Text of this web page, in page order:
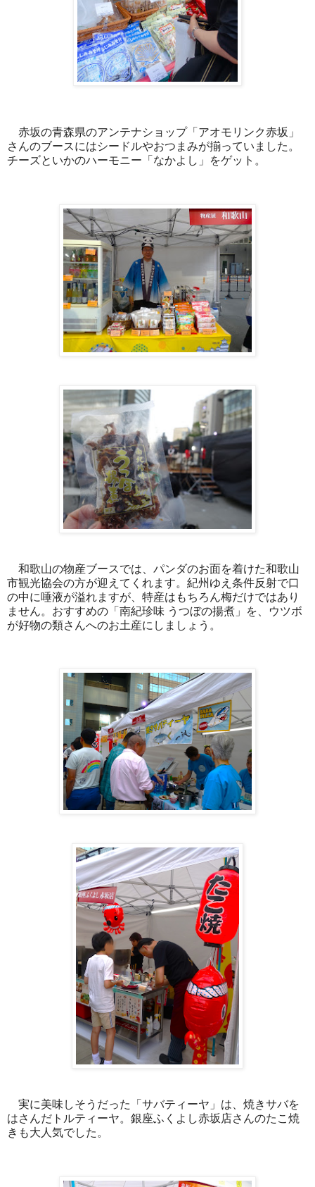
赤坂の青森県のアンテナショップ「アオモリンク赤坂」
さんのブースにはシードルやおつまみが揃っていました。
チーズといかのハーモニー「なかよし」をゲット。
和歌山の物産ブースでは、パンダのお面を着けた和歌山
市観光協会の方が迎えてくれます。紀州ゆえ条件反射で口
の中に唾液が溢れますが、特産はもちろん梅だけではあり
ません。おすすめの「南紀珍味 うつぼの揚煮」を、ウツボ
が好物の類さんへのお土産にしましょう。
実に美味しそうだった「サバティーヤ」は、焼きサバを
はさんだトルティーヤ。銀座ふくよし赤坂店さんのたこ焼
きも大人気でした。